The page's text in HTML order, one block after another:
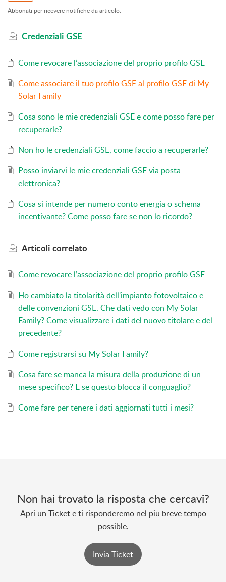
Abbonati per ricevere notifiche da articolo.
Credenziali GSE
Come revocare l’associazione del proprio profilo GSE
Come associare il tuo profilo GSE al profilo GSE di My
Solar Family
Cosa sono le mie credenziali GSE e come posso fare per
recuperarle?
Non ho le credenziali GSE, come faccio a recuperarle?
Posso inviarvi le mie credenziali GSE via posta
elettronica?
Cosa si intende per numero conto energia o schema
incentivante? Come posso fare se non lo ricordo?
Articoli correlato
Come revocare l’associazione del proprio profilo GSE
Ho cambiato la titolarità dell'impianto fotovoltaico e
delle convenzioni GSE. Che dati vedo con My Solar
Family? Come visualizzare i dati del nuovo titolare e del
precedente?
Come registrarsi su My Solar Family?
Cosa fare se manca la misura della produzione di un
mese specifico? E se questo blocca il conguaglio?
Come fare per tenere i dati aggiornati tutti i mesi?
Non hai trovato la risposta che cercavi?
Apri un Ticket e ti risponderemo nel piu breve tempo
possible.
Invia Ticket